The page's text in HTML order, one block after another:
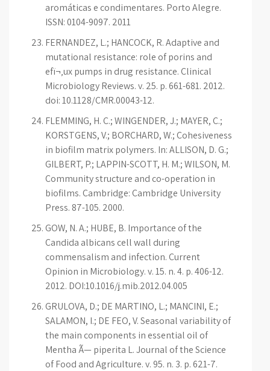
aromáticas e condimentares. Porto Alegre.
ISSN: 0104-9097. 2011
FERNANDEZ, L.; HANCOCK, R. Adaptive and
mutational resistance: role of porins and
efï¬‚ux pumps in drug resistance. Clinical
Microbiology Reviews. v. 25. p. 661-681. 2012.
doi: 10.1128/CMR.00043-12.
FLEMMING, H. C.; WINGENDER, J.; MAYER, C.;
KORSTGENS, V.; BORCHARD, W.; Cohesiveness
in biofilm matrix polymers. In: ALLISON, D. G.;
GILBERT, P.; LAPPIN-SCOTT, H. M.; WILSON, M.
Community structure and co-operation in
biofilms. Cambridge: Cambridge University
Press. 87-105. 2000.
GOW, N. A.; HUBE, B. Importance of the
Candida albicans cell wall during
commensalism and infection. Current
Opinion in Microbiology. v. 15. n. 4. p. 406-12.
2012. DOI:10.1016/j.mib.2012.04.005
GRULOVA, D.; DE MARTINO, L.; MANCINI, E.;
SALAMON, I.; DE FEO, V. Seasonal variability of
the main components in essential oil of
Mentha Ã— piperita L. Journal of the Science
of Food and Agriculture. v. 95. n. 3. p. 621-7.